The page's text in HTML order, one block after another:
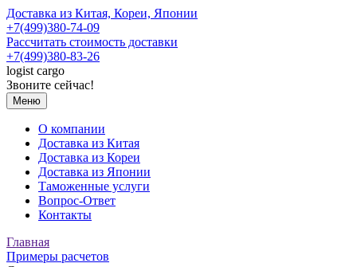
Доставка из Китая, Кореи, Японии
+7(499)380-74-09
Рассчитать стоимость доставки
+7(499)380-83-26
logist cargo
Звоните сейчас!
Меню
О компании
Доставка из Китая
Доставка из Кореи
Доставка из Японии
Таможенные услуги
Вопрос-Ответ
Контакты
Главная
Примеры расчетов